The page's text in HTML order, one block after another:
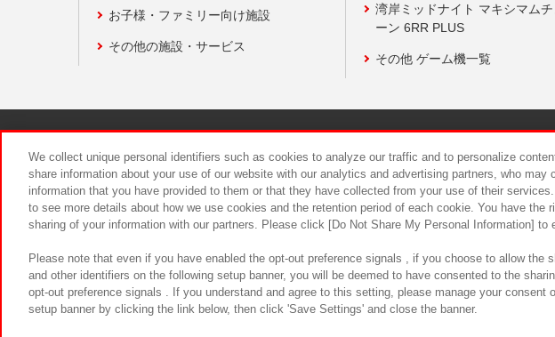
お子様・ファミリー向け施設
その他の施設・サービス
湾岸ミッドナイト マキシマムチ
ーン 6RR PLUS
その他 ゲーム機一覧
食品のご提供について カスタマー
We collect unique personal identifiers such as cookies to analyze our traffic and to personalize
share information about your use of our website with our analytics and advertising partners, who may
information that you have provided to them or that they have collected from your use of their
to see more details about how we use cookies and the retention period of each cookie. You have the
sharing of your information with our partners. Please click [Do Not Share My Personal Information] to
Please note that even if you have enabled the opt-out preference signals , if you choose to allow the
and other identifiers on the following setup banner, you will be deemed to have consented to the
opt-out preference signals . If you understand and agree to this setting, please manage your consent
setup banner by clicking the link below, then click 'Save Settings' and close the banner.